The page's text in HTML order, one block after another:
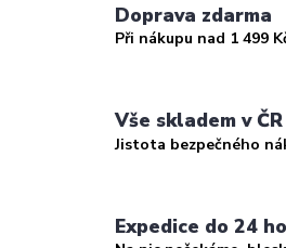
Doprava zdarma
Při nákupu nad 1 499
Vše skladem v ČR
Jistota bezpečného
Expedice do 24